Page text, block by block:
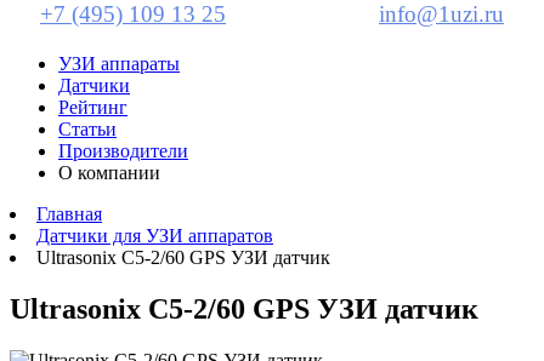
+7 (495) 109 13 25
info@1uzi.ru
УЗИ аппараты
Датчики
Рейтинг
Статьи
Производители
О компании
Главная
Датчики для УЗИ аппаратов
Ultrasonix С5-2/60 GPS УЗИ датчик
Ultrasonix С5-2/60 GPS УЗИ датчик